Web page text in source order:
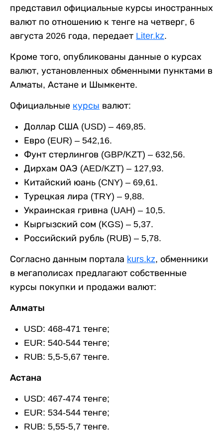
представил официальные курсы иностранных
валют по отношению к тенге на четверг, 6
августа 2026 года, передает Liter.kz.
Кроме того, опубликованы данные о курсах
валют, установленных обменными пунктами в
Алматы, Астане и Шымкенте.
Официальные курсы валют:
Доллар США (USD) – 469,85.
Евро (EUR) – 542,16.
Фунт стерлингов (GBP/KZT) – 632,56.
Дирхам ОАЭ (AED/KZT) – 127,93.
Китайский юань (CNY) – 69,61.
Турецкая лира (TRY) – 9,88.
Украинская гривна (UAH) – 10,5.
Кыргызский сом (KGS) – 5,37.
Российский рубль (RUB) – 5,78.
Согласно данным портала kurs.kz, обменники
в мегаполисах предлагают собственные
курсы покупки и продажи валют:
Алматы
USD: 468-471 тенге;
EUR: 540-544 тенге;
RUB: 5,5-5,67 тенге.
Астана
USD: 467-474 тенге;
EUR: 534-544 тенге;
RUB: 5,55-5,7 тенге.